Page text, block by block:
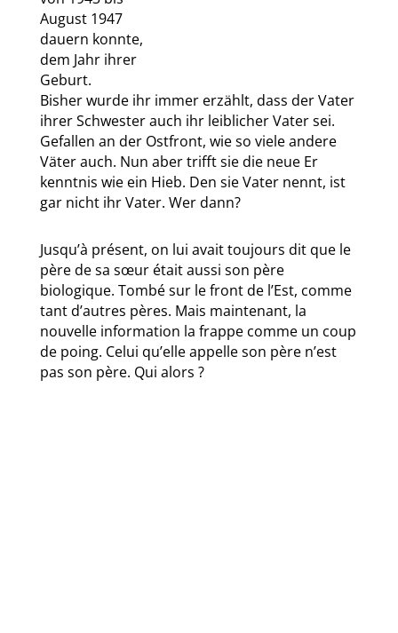
August 1947
dauern konnte,
dem Jahr ihrer
Geburt.
Bisher wurde ihr immer erzählt, dass der Vater
ihrer Schwester auch ihr leiblicher Vater sei.
Gefallen an der Ostfront, wie so viele andere
Väter auch. Nun aber trifft sie die neue Er
kenntnis wie ein Hieb. Den sie Vater nennt, ist
gar nicht ihr Vater. Wer dann?
Jusqu’à présent, on lui avait toujours dit que le
père de sa sœur était aussi son père
biologique. Tombé sur le front de l’Est, comme
tant d’autres pères. Mais maintenant, la
nouvelle information la frappe comme un coup
de poing. Celui qu’elle appelle son père n’est
pas son père. Qui alors ?